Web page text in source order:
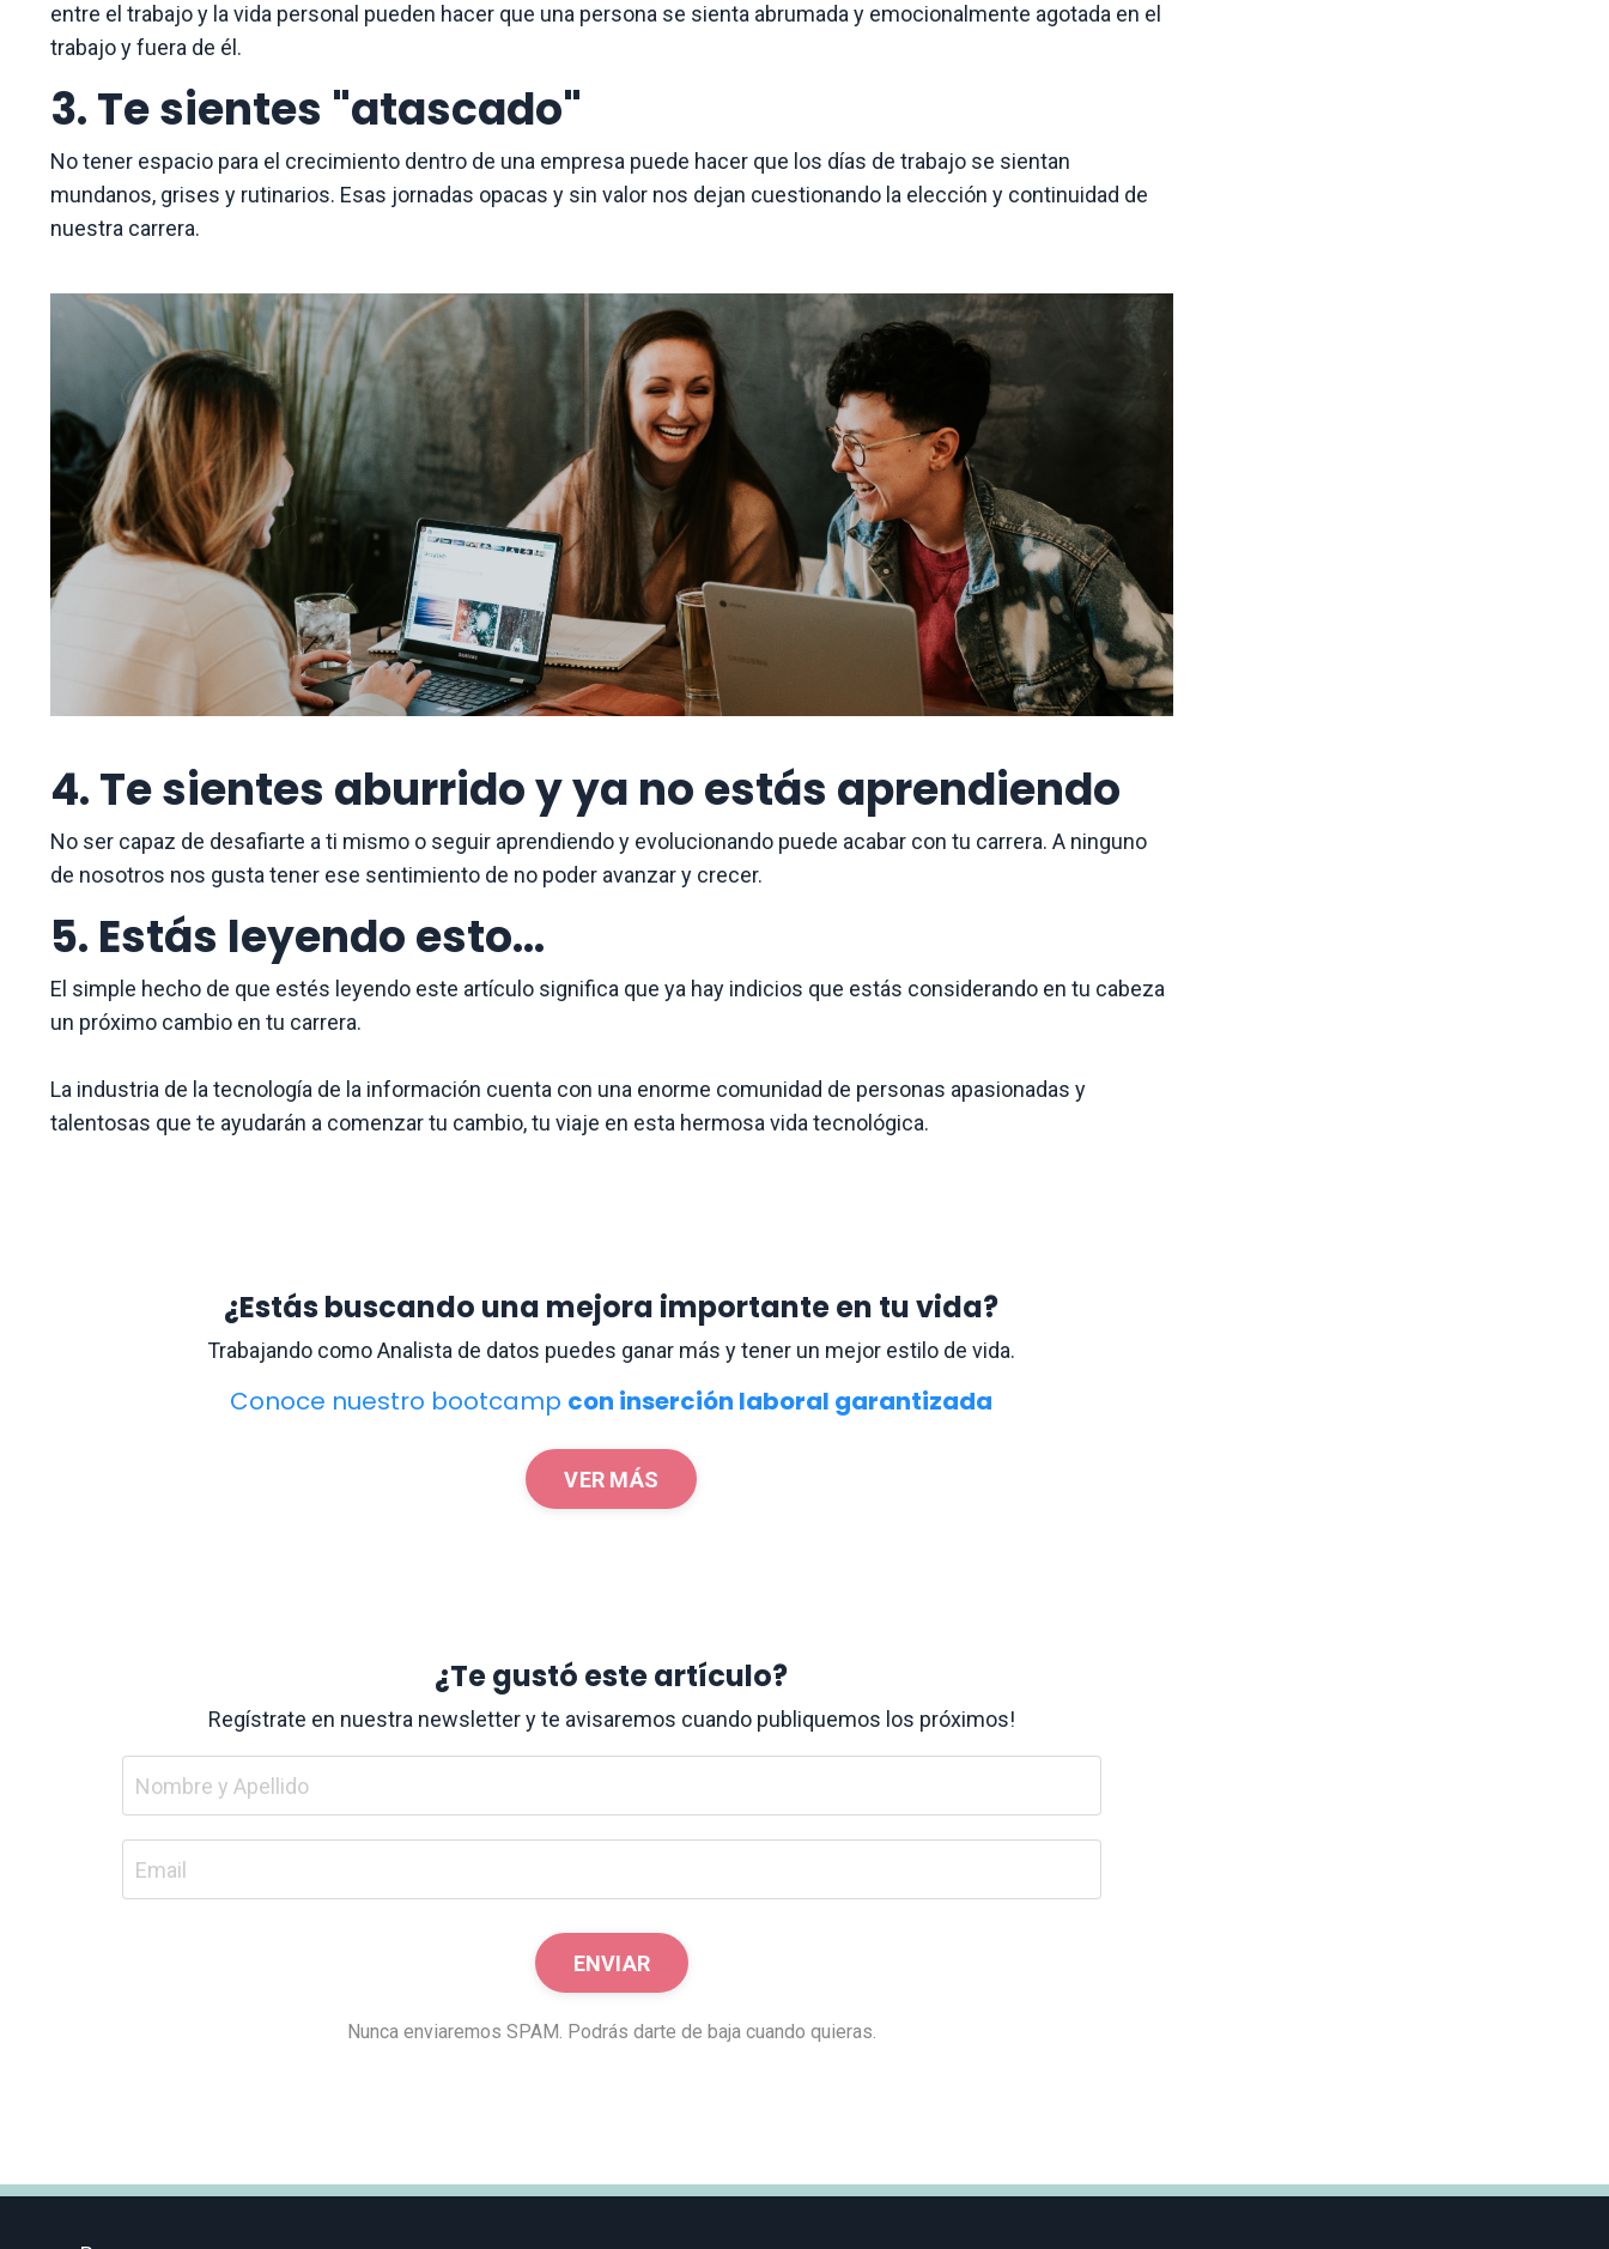
entre el trabajo y la vida personal pueden hacer que una persona se sienta abrumada y emocionalmente agotada en el
trabajo y fuera de él.
3. Te sientes "atascado"
No tener espacio para el crecimiento dentro de una empresa puede hacer que los días de trabajo se sientan
mundanos, grises y rutinarios. Esas jornadas opacas y sin valor nos dejan cuestionando la elección y continuidad de
nuestra carrera.
4. Te sientes aburrido y ya no estás aprendiendo
No ser capaz de desafiarte a ti mismo o seguir aprendiendo y evolucionando puede acabar con tu carrera. A ninguno
de nosotros nos gusta tener ese sentimiento de no poder avanzar y crecer.
5. Estás leyendo esto...
El simple hecho de que estés leyendo este artículo significa que ya hay indicios que estás considerando en tu cabeza
un próximo cambio en tu carrera.
La industria de la tecnología de la información cuenta con una enorme comunidad de personas apasionadas y
talentosas que te ayudarán a comenzar tu cambio, tu viaje en esta hermosa vida tecnológica.
¿Estás buscando una mejora importante en tu vida?
Trabajando como Analista de datos puedes ganar más y tener un mejor estilo de vida.
Conoce nuestro bootcamp con inserción laboral garantizada
VER MÁS
¿Te gustó este artículo?
Regístrate en nuestra newsletter y te avisaremos cuando publiquemos los próximos!
Nunca enviaremos SPAM. Podrás darte de baja cuando quieras.